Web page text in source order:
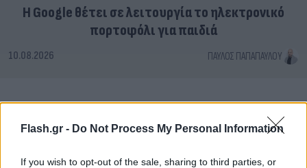
Flash.gr - Do Not Process My Personal Information
If you wish to opt-out of the sale, sharing to third parties, or
Η Google θέτει σε λειτουργία το ηλεκτρονικό
πορτοφόλι για παιδιά
10.08.2026 ΠΑΎΛΟΣ ΠΑΠΑΠΑΎΛΟΥ